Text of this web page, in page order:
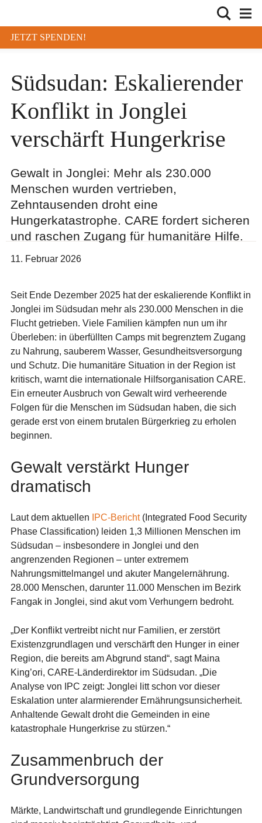
JETZT SPENDEN!
Südsudan: Eskalierender
Konflikt in Jonglei
verschärft Hungerkrise
Gewalt in Jonglei: Mehr als 230.000
Menschen wurden vertrieben,
Zehntausenden droht eine
Hungerkatastrophe. CARE fordert sicheren
und raschen Zugang für humanitäre Hilfe.
11. Februar 2026
Seit Ende Dezember 2025 hat der eskalierende Konflikt in
Jonglei im Südsudan mehr als 230.000 Menschen in die
Flucht getrieben. Viele Familien kämpfen nun um ihr
Überleben: in überfüllten Camps mit begrenztem Zugang
zu Nahrung, sauberem Wasser, Gesundheitsversorgung
und Schutz. Die humanitäre Situation in der Region ist
kritisch, warnt die internationale Hilfsorganisation CARE.
Ein erneuter Ausbruch von Gewalt wird verheerende
Folgen für die Menschen im Südsudan haben, die sich
gerade erst von einem brutalen Bürgerkrieg zu erholen
beginnen.
Gewalt verstärkt Hunger
dramatisch
Laut dem aktuellen IPC-Bericht(Integrated Food Security
Phase Classification) leiden 1,3 Millionen Menschen im
Südsudan – insbesondere in Jonglei und den
angrenzenden Regionen – unter extremem
Nahrungsmittelmangel und akuter Mangelernährung.
28.000 Menschen, darunter 11.000 Menschen im Bezirk
Fangak in Jonglei, sind akut vom Verhungern bedroht.
„Der Konflikt vertreibt nicht nur Familien, er zerstört
Existenzgrundlagen und verschärft den Hunger in einer
Region, die bereits am Abgrund stand“, sagt Maina
King’ori, CARE-Länderdirektor im Südsudan. „Die
Analyse von IPC zeigt: Jonglei litt schon vor dieser
Eskalation unter alarmierender Ernährungsunsicherheit.
Anhaltende Gewalt droht die Gemeinden in eine
katastrophale Hungerkrise zu stürzen.“
Zusammenbruch der
Grundversorgung
Märkte, Landwirtschaft und grundlegende Einrichtungen